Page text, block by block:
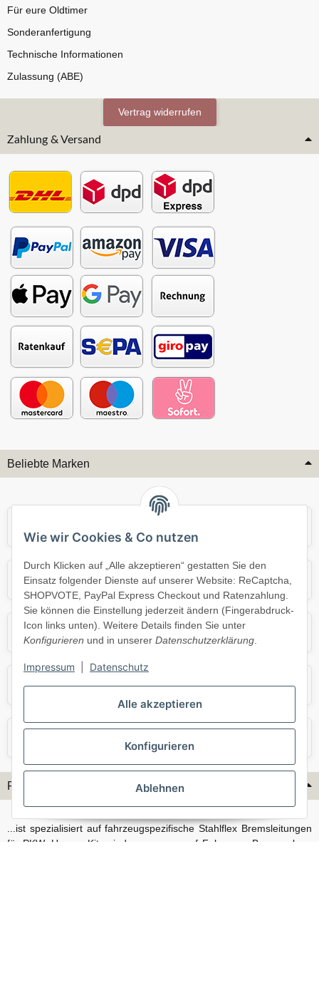
Alle akzeptieren
Konfigurieren
Ablehnen
Wie wir Cookies & Co nutzen
Durch Klicken auf „Alle akzeptieren“ gestatten Sie den
Einsatz folgender Dienste auf unserer Website: ReCaptcha,
SHOPVOTE, PayPal Express Checkout und Ratenzahlung.
Sie können die Einstellung jederzeit ändern (Fingerabdruck-
Icon links unten). Weitere Details finden Sie unter
Konfigurieren und in unserer Datenschutzerklärung.
Impressum Datenschutz
Für eure Oldtimer
Sonderanfertigung
Technische Informationen
Zulassung (ABE)
Vertrag widerrufen
Zahlung & Versand
Beliebte Marken
Mercedes Mini
Opel Porsche
Skoda Smart
Flex-Hydraulik...
...ist spezialisiert auf fahrzeugspezifische Stahlflex Bremsleitungen
für PKW. Unsere Kits sind passgenau auf Fahrzeug, Bremsanlage